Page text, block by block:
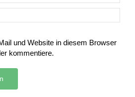
und Website in diesem Browser
kommentiere.